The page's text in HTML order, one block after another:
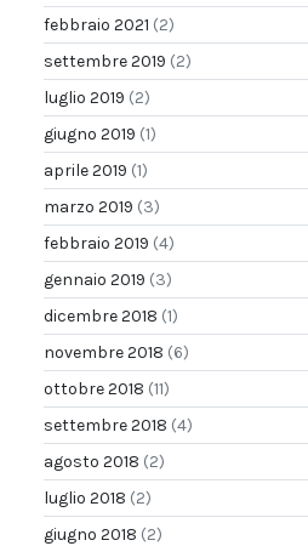
febbraio 2021 (2)
settembre 2019 (2)
luglio 2019 (2)
giugno 2019 (1)
aprile 2019 (1)
marzo 2019 (3)
febbraio 2019 (4)
gennaio 2019 (3)
dicembre 2018 (1)
novembre 2018 (6)
ottobre 2018 (11)
settembre 2018 (4)
agosto 2018 (2)
luglio 2018 (2)
giugno 2018 (2)